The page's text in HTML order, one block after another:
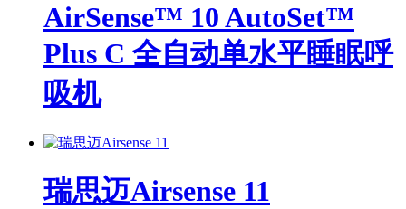
AirSense™ 10 AutoSet™
Plus C 全自动单水平睡眠呼
吸机
瑞思迈Airsense 11